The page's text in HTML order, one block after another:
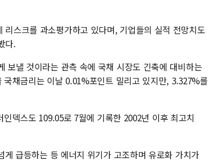
스크를 과소평가하고 있다며, 기업들의 실적 전망치도
다.
보낼 것이라는 관측 속에 국채 시장도 긴축에 대비하는
채금리는 이날 0.01%포인트 밀리고 있지만, 3.327%를
덱스도 109.05로 7월에 기록한 2002년 이후 최고치
급등하는 등 에너지 위기가 고조하며 유로화 가치가